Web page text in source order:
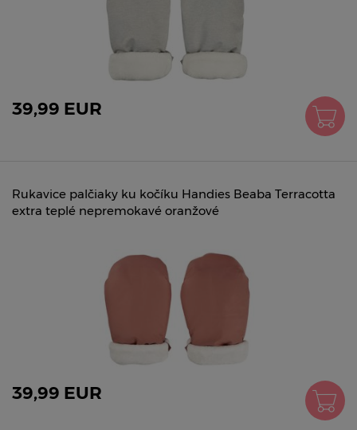
39,99 EUR
Rukavice palčiaky ku kočíku Handies Beaba Terracotta
extra teplé nepremokavé oranžové
39,99 EUR